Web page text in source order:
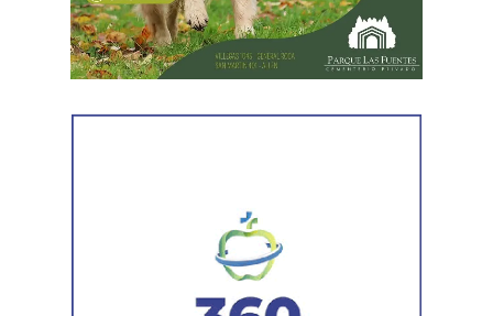
empresarial.También registró vehículos a su nombre.
Luego llegaron los datos de la Municipalidad de
Cipolletti. Los registros indicaron la existencia de una
habilitación comercial vigente para un establecimiento
La Agencia de Recaudación y Control Aduanero sumó
más piezas. Según la sentencia,
el progenitor aparecía